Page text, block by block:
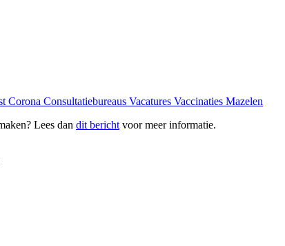
Corona Consultatiebureaus Vacatures Vaccinaties Mazelen
Lees dan dit berichtvoor meer informatie.